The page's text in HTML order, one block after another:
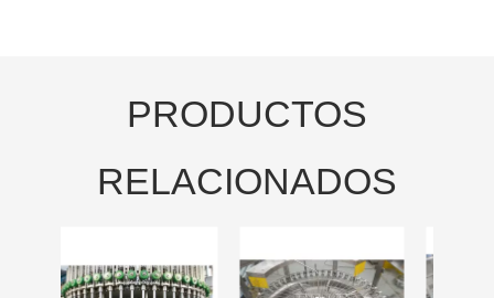
PRODUCTOS
RELACIONADOS